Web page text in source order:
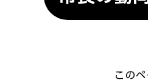
この